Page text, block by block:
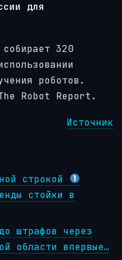
для
320
роботов.
Robot Report.
Источник
строкой
стойки в
штрафов через
области впервые…